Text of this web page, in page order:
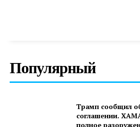
Популярный
Трамп сообщил
соглашении.
полное